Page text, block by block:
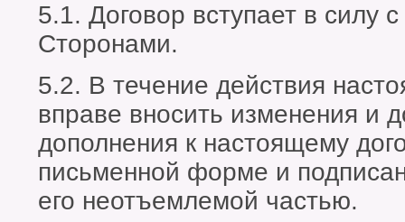
5.1. Договор вступает в силу
Сторонами.
5.2. В течение действия
вправе вносить изменения и
дополнения к настоящему
письменной форме и
его неотъемлемой частью.